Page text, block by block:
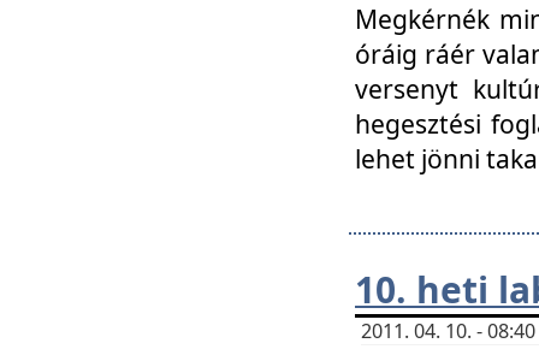
Megkérnék
óráig ráér
versenyt
hegesztési
lehet jönni
10. heti
2011. 04. 10. -